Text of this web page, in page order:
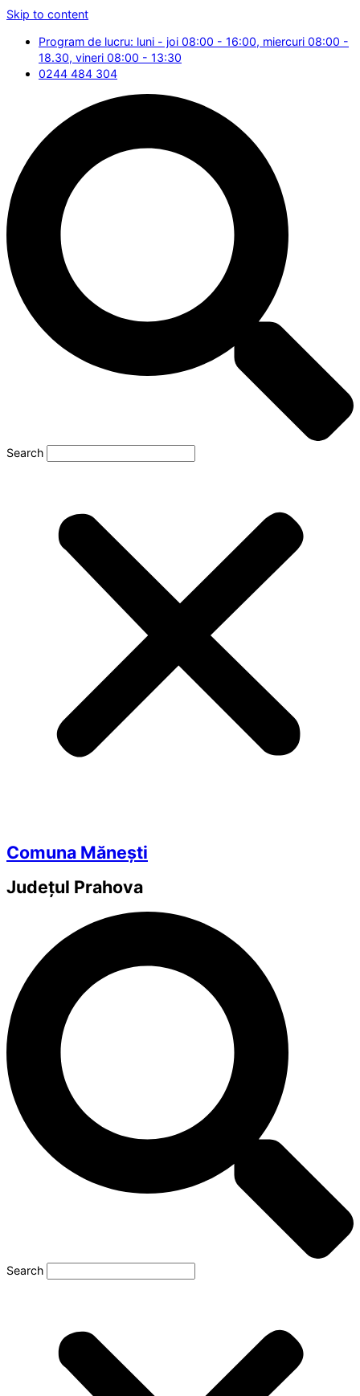
Skip to content
Program de lucru: luni - joi 08:00 - 16:00, miercuri 08:00 -
18.30, vineri 08:00 - 13:30
0244 484 304
Search
Comuna Mănești
Județul Prahova
Search